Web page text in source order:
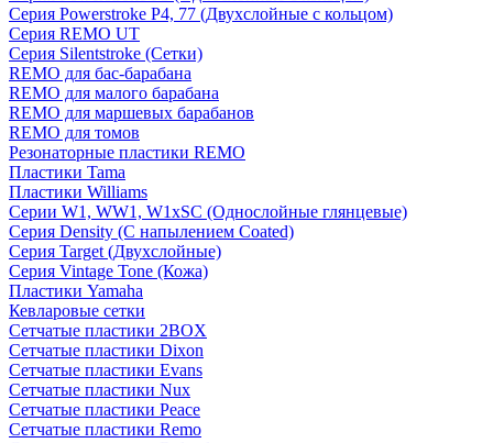
Серия Powerstroke P4, 77 (Двухслойные с кольцом)
Серия REMO UT
Серия Silentstroke (Сетки)
REMO для бас-барабана
REMO для малого барабана
REMO для маршевых барабанов
REMO для томов
Резонаторные пластики REMO
Пластики Tama
Пластики Williams
Серии W1, WW1, W1xSC (Однослойные глянцевые)
Серия Density (C напылением Coated)
Серия Target (Двухслойные)
Серия Vintage Tone (Кожа)
Пластики Yamaha
Кевларовые сетки
Сетчатые пластики 2BOX
Сетчатые пластики Dixon
Сетчатые пластики Evans
Сетчатые пластики Nux
Сетчатые пластики Peace
Сетчатые пластики Remo